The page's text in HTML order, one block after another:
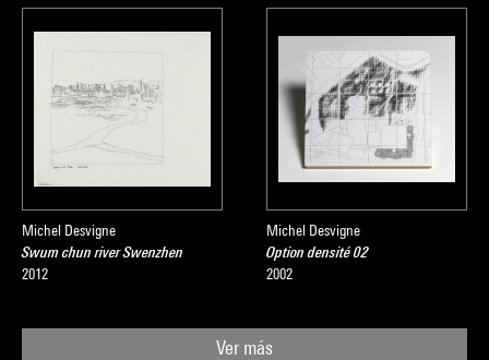
Michel Desvigne
Swum chun river Swenzhen
2012
Michel Desvigne
Option densité 02
2002
Ver más